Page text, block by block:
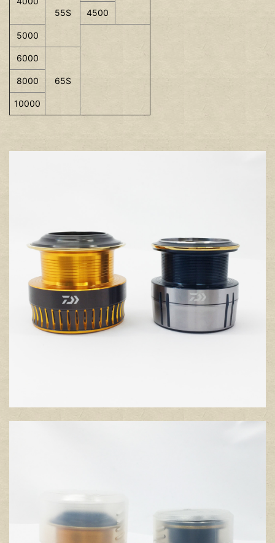
55S
4500
5000
6000
65S
8000
10000